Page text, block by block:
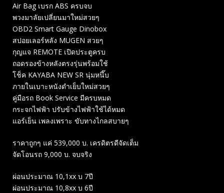
Air Bag เบรก ABS ครบจบ
พวงมาลัยเปลี่ยนมาใหม่สวยๆ
OBD2 Smart Gauge Dinobox
สปอยเลอร์หลัง MUGEN สวยๆ
กุญแจ REMOTE เปิดประตูครบ
ถอดรองข้างหลังตรงรุ่นพร้อมใช้
โช็ค KAYABA NEW SR นุ่มหนึ๊บ
ภายในเบาะหนังดำเย็บใหม่สวยๆ
คู่มือรถ Book Service มีครบหมด
กระจกไฟฟ้า ปรับข้างไฟฟ้าใช้ได้หมด
แอร์เย็น เพลงเพราะ ขับทางไกลสบายๆ
ราคาถูกๆ แค่ 539,000 บ. เครดิตรดีจัดเต็ม
จัดโอนรถ 9,000 บ. จบจริง
ผ่อนประมาณ 10,1xx บ 7ปี
ผ่อนประมาณ 10,8xx บ 6ปี